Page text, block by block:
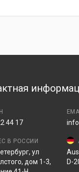
44 17
В РОССИИ
ул
дом 1-3,
D-